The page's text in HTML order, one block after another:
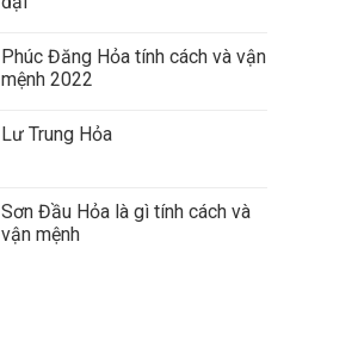
Phúc Đăng Hỏa tính cách và vận
mệnh 2022
Lư Trung Hỏa
Sơn Đầu Hỏa là gì tính cách và
vận mệnh